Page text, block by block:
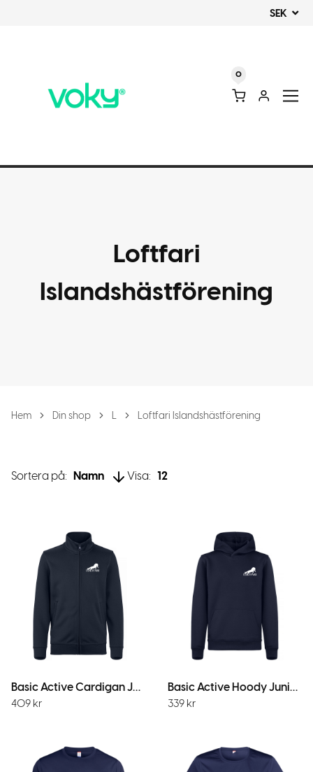
SEK
0
Loftfari
Islandshästförening
Hem Din shop L Loftfari Islandshästförening
Sortera på: Namn Visa: 12
Basic Active Cardigan JR M.Marin
409 kr
Basic Active Hoody Junior M.Marin
339 kr